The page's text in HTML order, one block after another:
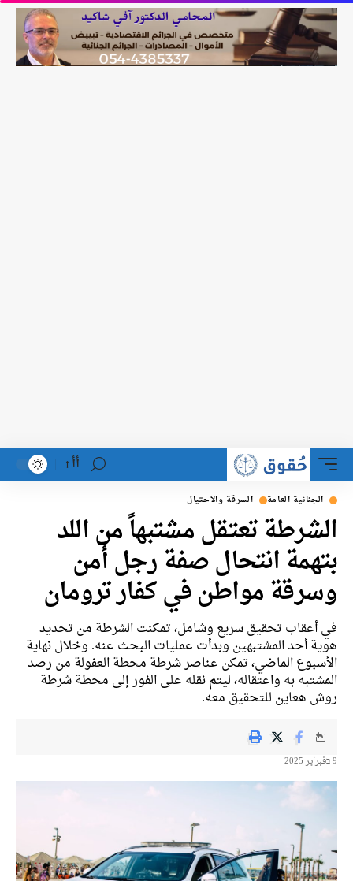
أأ
الجنائية العامة السرقة والاحتيال
الشرطة تعتقل مشتبهاً من اللد
بتهمة انتحال صفة رجل أمن
وسرقة مواطن في كفار ترومان
في أعقاب تحقيق سريع وشامل، تمكنت الشرطة من تحديد
هوية أحد المشتبهين وبدأت عمليات البحث عنه. وخلال نهاية
الأسبوع الماضي، تمكن عناصر شرطة محطة العفولة من رصد
المشتبه به واعتقاله، ليتم نقله على الفور إلى محطة شرطة
روش هعاين للتحقيق معه.
9 בفبراير 2025